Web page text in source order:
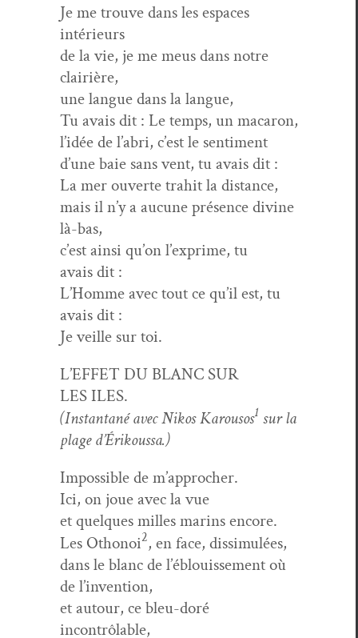
Je me trou­ve dans les espaces
intérieurs
de la vie, je me meus dans notre
clairière,
une langue dans la langue,
Tu avais dit : Le temps, un macaron,
l’idée de l’abri, c’est le sentiment
d’une baie sans vent, tu avais dit :
La mer ouverte trahit la distance,
mais il n’y a aucune présence divine
là-bas,
c’est ain­si qu’on l’ex­prime, tu
avais dit :
L’Homme avec tout ce qu’il est, tu
avais dit :
Je veille sur toi.
L’EFFET DU BLANC SUR
LES ILES.
(Instan­ta­né avec Nikos Karousos1 sur la
plage d’Érik­ous­sa.)
Impos­si­ble de m’approcher.
Ici, on joue avec la vue
et quelques milles marins encore.
Les Oth­onoi2, en face, dissimulées,
dans le blanc de l’éblouisse­ment où
de l’invention,
et autour, ce bleu-doré
incontrôlable,